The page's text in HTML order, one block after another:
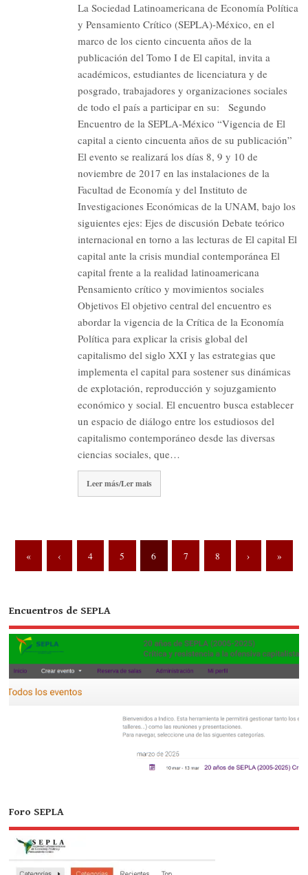
La Sociedad Latinoamericana de Economía Política
y Pensamiento Crítico (SEPLA)-México, en el
marco de los ciento cincuenta años de la
publicación del Tomo I de El capital, invita a
académicos, estudiantes de licenciatura y de
posgrado, trabajadores y organizaciones sociales
de todo el país a participar en su: Segundo
Encuentro de la SEPLA-México “Vigencia de El
capital a ciento cincuenta años de su publicación”
El evento se realizará los días 8, 9 y 10 de
noviembre de 2017 en las instalaciones de la
Facultad de Economía y del Instituto de
Investigaciones Económicas de la UNAM, bajo los
siguientes ejes: Ejes de discusión Debate teórico
internacional en torno a las lecturas de El capital El
capital ante la crisis mundial contemporánea El
capital frente a la realidad latinoamericana
Pensamiento crítico y movimientos sociales
Objetivos El objetivo central del encuentro es
abordar la vigencia de la Crítica de la Economía
Política para explicar la crisis global del
capitalismo del siglo XXI y las estrategias que
implementa el capital para sostener sus dinámicas
de explotación, reproducción y sojuzgamiento
económico y social. El encuentro busca establecer
un espacio de diálogo entre los estudiosos del
capitalismo contemporáneo desde las diversas
ciencias sociales, que…
Leer más/Ler mais
« ‹ 4 5 6 7 8 › »
Encuentros de SEPLA
Foro SEPLA